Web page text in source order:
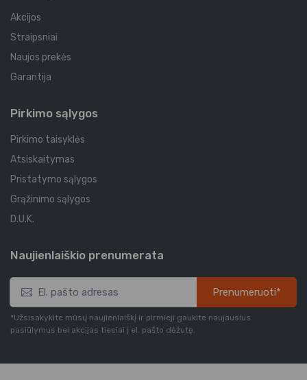
Akcijos
Straipsniai
Naujos prekės
Garantija
Pirkimo sąlygos
Pirkimo taisyklės
Atsiskaitymas
Pristatymo sąlygos
Grąžinimo sąlygos
D.U.K.
Naujienlaiškio prenumerata
Prenumeruoti*
*Užsisakykite mūsų naujienlaiškį ir pirmieji gaukite naujausius
pasiūlymus bei akcijas tiesiai į el. pašto dėžutę.